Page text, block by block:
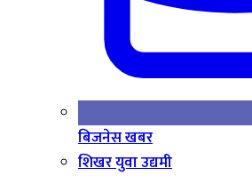
बिजनेस खबर
शिखर युवा उद्यमी